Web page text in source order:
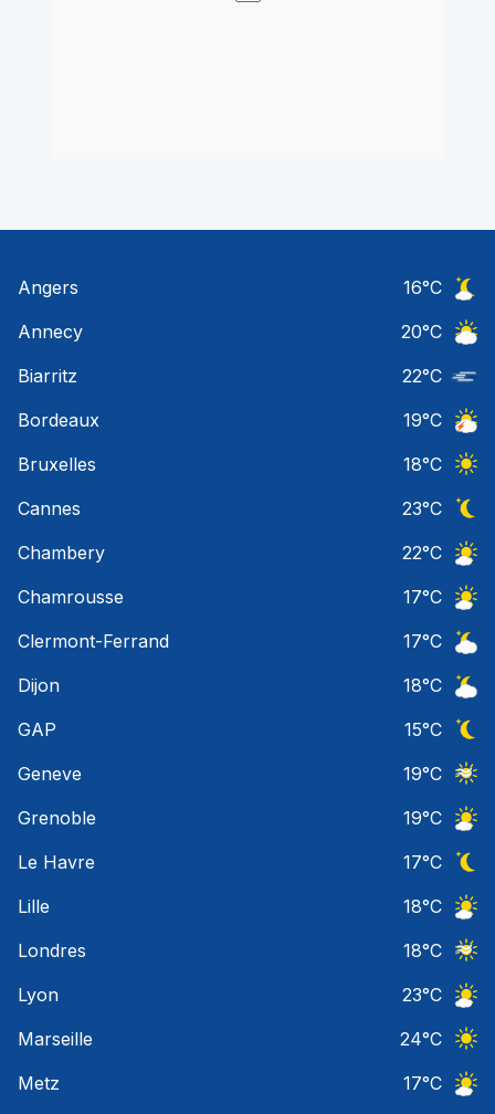
Angers 16°C
Annecy
20°C
Biarritz
22°C
Bordeaux
19°C
Bruxelles
18°C
Cannes
23°C
Chambery
22°C
Chamrousse
17°C
Clermont-Ferrand
17°C
Dijon
18°C
GAP
15°C
Geneve
19°C
Grenoble
19°C
Le Havre
17°C
Lille
18°C
Londres
18°C
Lyon
23°C
Marseille
24°C
Metz
17°C